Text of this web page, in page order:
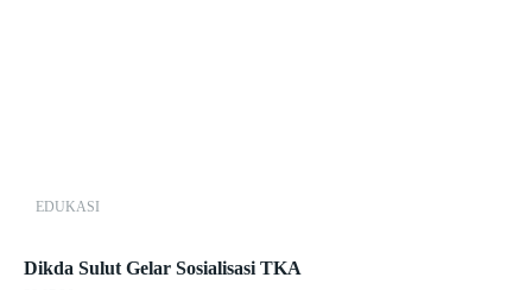
EDUKASI
Dikda Sulut Gelar Sosialisasi TKA